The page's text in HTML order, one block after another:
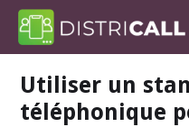
Utiliser un
téléphonique